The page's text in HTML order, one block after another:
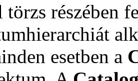
részében
esetben a